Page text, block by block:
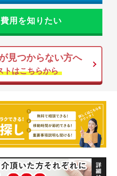
用を知りたい
見つからない方へ
トはこちらから